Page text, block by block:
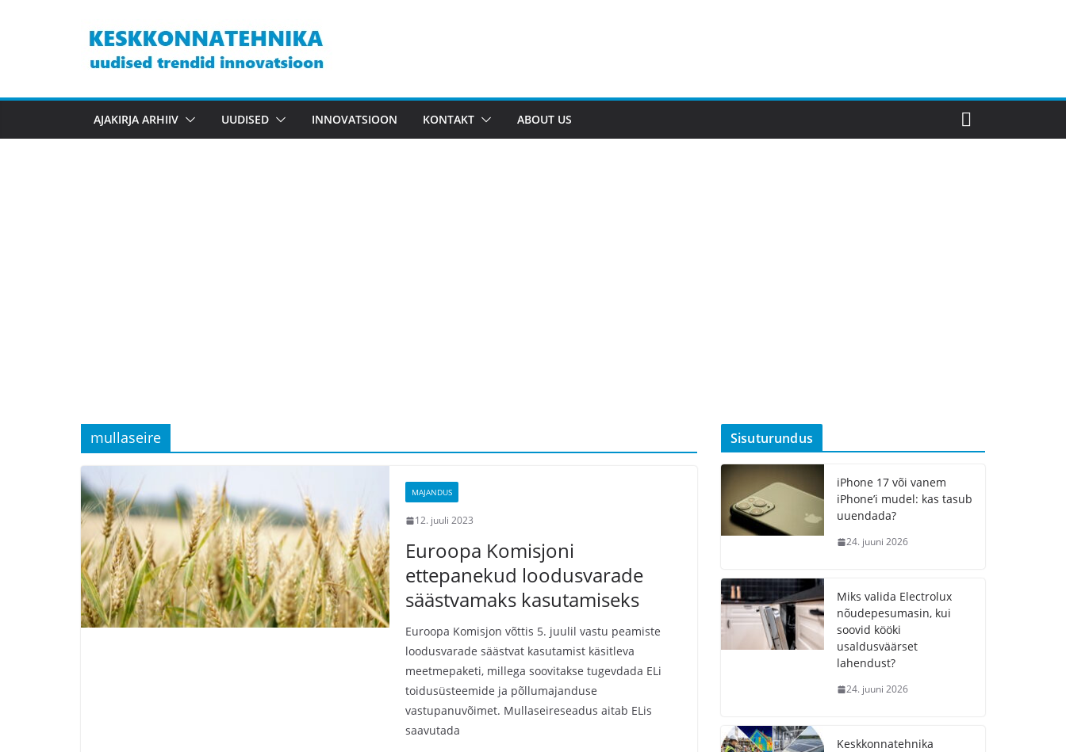
AJAKIRJA ARHIIV UUDISED INNOVATSIOON KONTAKT ABOUT US
mullaseire
MAJANDUS
12. juuli 2023
Euroopa Komisjoni
ettepanekud loodusvarade
säästvamaks kasutamiseks
Euroopa Komisjon võttis 5. juulil vastu peamiste
loodusvarade säästvat kasutamist käsitleva
meetmepaketi, millega soovitakse tugevdada ELi
toidusüsteemide ja põllumajanduse
vastupanuvõimet. Mullaseireseadus aitab ELis
saavutada
Sisuturundus
iPhone 17 või vanem
iPhone’i mudel: kas tasub
uuendada?
24. juuni 2026
Miks valida Electrolux
nõudepesumasin, kui
soovid kööki
usaldusväärset
lahendust?
24. juuni 2026
Keskkonnatehnika